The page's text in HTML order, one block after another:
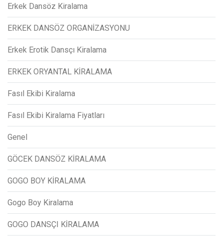
Erkek Dansöz Kiralama
ERKEK DANSÖZ ORGANİZASYONU
Erkek Erotik Dansçı Kiralama
ERKEK ORYANTAL KİRALAMA
Fasıl Ekibi Kiralama
Fasıl Ekibi Kiralama Fiyatları
Genel
GÖCEK DANSÖZ KİRALAMA
GOGO BOY KİRALAMA
Gogo Boy Kiralama
GOGO DANSÇI KİRALAMA